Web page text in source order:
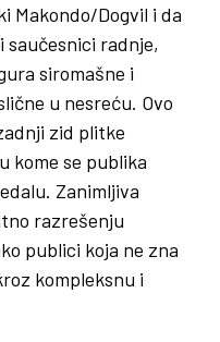
Makondo/Dogvil i da
saučesnici radnje,
siromašne i
u nesreću. Ovo
zid plitke
kome se publika
Zanimljiva
razrešenju
publici koja ne zna
kompleksnu i